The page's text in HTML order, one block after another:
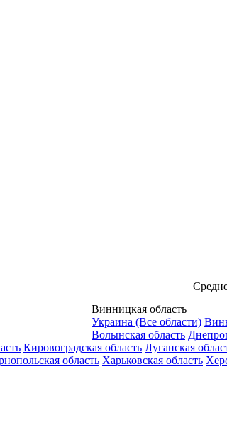
Винницкая область
Украина (Все области)
Волынская область
Кировоградская область Луганская
область Харьковская область